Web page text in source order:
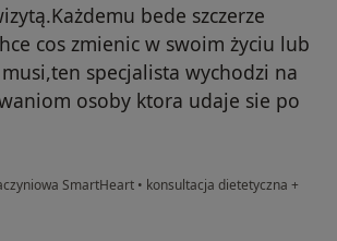
bede szczerze
cos zmienic w swoim życiu lub
specjalista wychodzi na
osoby ktora udaje sie po
SmartHeart • konsultacja dietetyczna +
G.